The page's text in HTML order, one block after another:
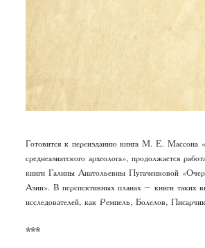
Готовится к переизданию книга М. Е. Массона
среднеазиатского археолога», продолжается
книги Галины Анатольевны Пугаченковой
Азии». В перспективных планах – книги таких
исследователей, как Ремпель, Болелов,
***